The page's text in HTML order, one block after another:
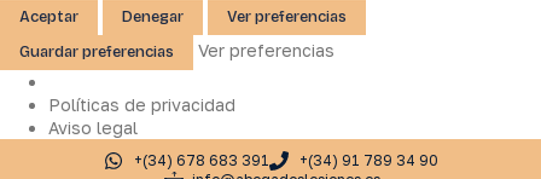
Aceptar Denegar
Ver preferencias
Guardar preferencias
Ver preferencias
Políticas de privacidad
Aviso legal
+(34) 678 683 391
+(34) 91 789 34 90